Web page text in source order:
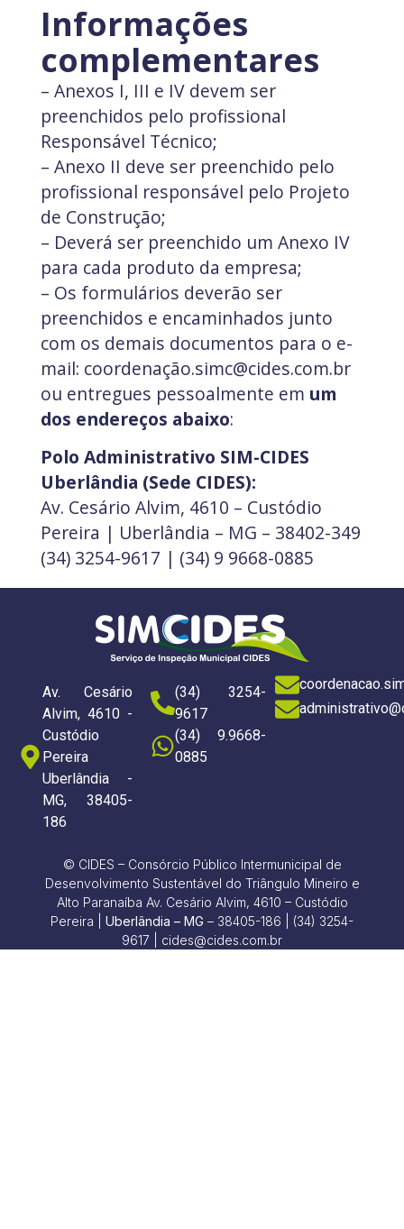
Informações
complementares
– Anexos I, III e IV devem ser
preenchidos pelo profissional
Responsável Técnico;
– Anexo II deve ser preenchido pelo
profissional responsável pelo Projeto
de Construção;
– Deverá ser preenchido um Anexo IV
para cada produto da empresa;
– Os formulários deverão ser
preenchidos e encaminhados junto
com os demais documentos para o e-
mail: coordenação.simc@cides.com.br
ou entregues pessoalmente em um
dos endereços abaixo:
Polo Administrativo SIM-CIDES
Uberlândia (Sede CIDES):
Av. Cesário Alvim, 4610 – Custódio
Pereira | Uberlândia – MG – 38402-349
(34) 3254-9617 | (34) 9 9668-0885
Av. Cesário
Alvim, 4610 -
Custódio
Pereira
Uberlândia -
MG, 38405-
186
(34) 3254-
9617
(34) 9.9668-
0885
© CIDES – Consórcio Público Intermunicipal de
Desenvolvimento Sustentável do Triângulo Mineiro e
Alto Paranaíba Av. Cesário Alvim, 4610 – Custódio
Pereira | Uberlândia – MG – 38405-186 | (34) 3254-
9617 | cides@cides.com.br